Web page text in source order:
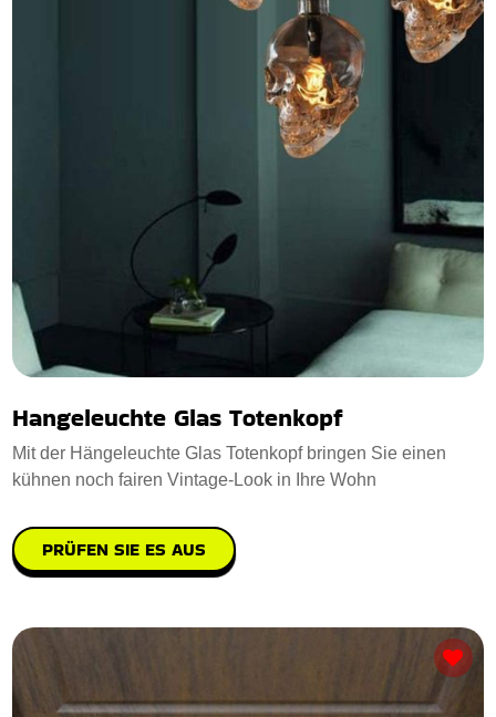
Hangeleuchte Glas Totenkopf
Mit der Hängeleuchte Glas Totenkopf bringen Sie einen
kühnen noch fairen Vintage-Look in Ihre Wohn
PRÜFEN SIE ES AUS